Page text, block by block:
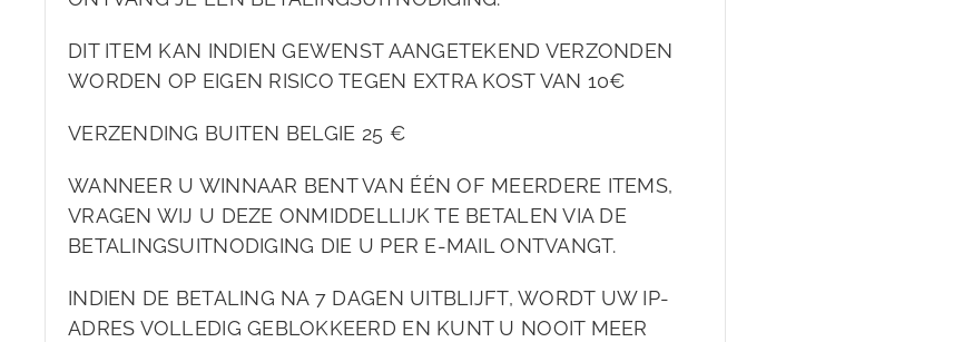
DIT ITEM KAN INDIEN GEWENST AANGETEKEND VERZONDEN
WORDEN OP EIGEN RISICO TEGEN EXTRA KOST VAN 10€
VERZENDING BUITEN BELGIE 25 €
WANNEER U WINNAAR BENT VAN ÉÉN OF MEERDERE ITEMS,
VRAGEN WIJ U DEZE ONMIDDELLIJK TE BETALEN VIA DE
BETALINGSUITNODIGING DIE U PER E-MAIL ONTVANGT.
INDIEN DE BETALING NA 7 DAGEN UITBLIJFT, WORDT UW IP-
ADRES VOLLEDIG GEBLOKKEERD EN KUNT U NOOIT MEER